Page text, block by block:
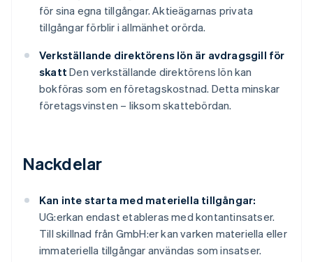
för sina egna tillgångar. Aktieägarnas privata
tillgångar förblir i allmänhet orörda.
Verkställande direktörens lön är avdragsgill för
skatt Den verkställande direktörens lön kan
bokföras som en företagskostnad. Detta minskar
företagsvinsten – liksom skattebördan.
Nackdelar
Kan inte starta med materiella tillgångar:
UG:erkan endast etableras med kontantinsatser.
Till skillnad från GmbH:er kan varken materiella eller
immateriella tillgångar användas som insatser.